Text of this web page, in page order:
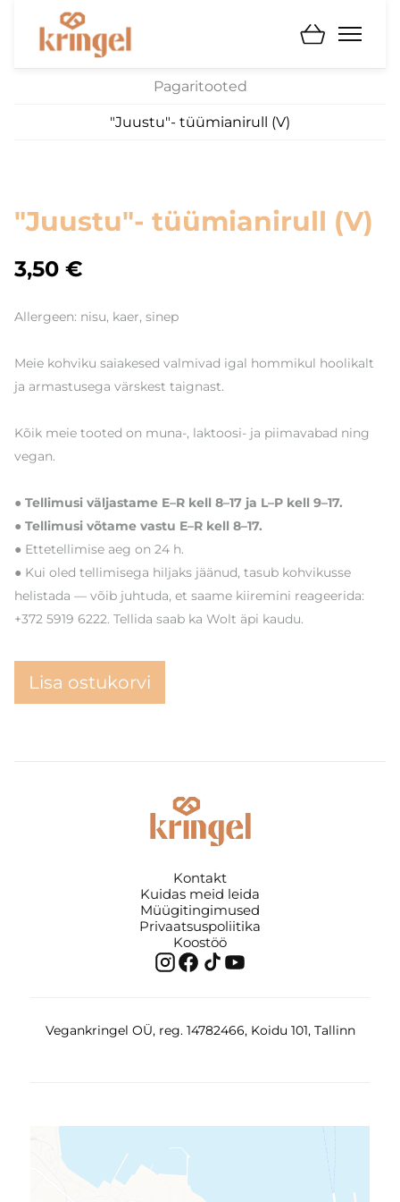
Pagaritooted
"Juustu"- tüümianirull (V)
"Juustu"- tüümianirull (V)
3,50 €
Allergeen: nisu, kaer, sinep
Meie kohviku saiakesed valmivad igal hommikul hoolikalt
ja armastusega värskest taignast.
Kõik meie tooted on muna-, laktoosi- ja piimavabad ning
vegan.
● Tellimusi väljastame E–R kell 8–17 ja L–P kell 9–17.
● Tellimusi võtame vastu E–R kell 8–17.
● Ettetellimise aeg on 24 h.
● Kui oled tellimisega hiljaks jäänud, tasub kohvikusse
helistada — võib juhtuda, et saame kiiremini reageerida:
+372 5919 6222. Tellida saab ka Wolt äpi kaudu.
Lisa ostukorvi
Kontakt
Kuidas meid leida
Müügitingimused
Privaatsuspoliitika
Koostöö
Vegankringel OÜ, reg. 14782466, Koidu 101, Tallinn